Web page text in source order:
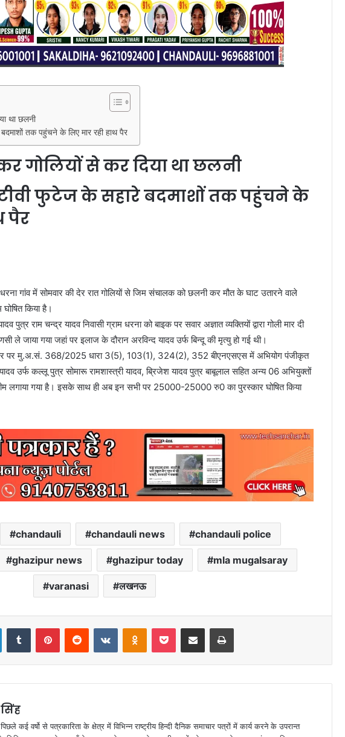
था छलनी
तक पहुंचने के लिए मार रही हाथ पैर
गोलियों से कर दिया था छलनी
फुटेज के सहारे बदमाशों तक पहुंचने के
पैर
गांव में सोमवार की देर रात गोलियों से जिम संचालक को छलनी कर मौत के घाट उतारने वाले
किया है।
पुत्र राम चन्द्र यादव निवासी ग्राम धरना को बाइक पर सवार अज्ञात व्यक्तियों द्वारा गोली मार दी
ले जाया गया जहां पर इलाज के दौरान अरविन्द यादव उर्फ बिन्दू की मृत्यु हो गई थी।
पर मु.अ.सं. 368/2025 धारा 3(5), 103(1), 324(2), 352 बीएनएसएस में अभियोग पंजीकृत
उर्फ कल्लू पुत्र सोमारू रामशास्त्री यादव, ब्रिजेश यादव पुत्र बाबूलाल सहित अन्य 06 अभियुक्तों
टीम लगाया गया है। इसके साथ ही अब इन सभी पर 25000-25000 रु0 का पुरस्कार घोषित किया
chandauli chandauli news chandauli police
ghazipur news ghazipur today mla mugalsaray
varanasi लखनऊ
LinkedInTumblr PinterestReddit VKontakteOdnoklassniki
Pocket Share via Email Print
कई वर्षो से पत्रकारिता के क्षेत्र में विभिन्न राष्ट्रीय हिन्दी दैनिक समाचार पत्रों में कार्य करने के उपरान्त